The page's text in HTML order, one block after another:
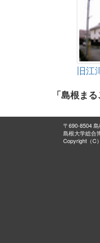
旧江
「島根ま
〒690-8504
島根大学総合
Copyright（C